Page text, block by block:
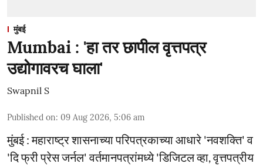
मुंबई
Mumbai : 'हा तर छापील वृत्तपत्र
उद्योगावरच घाला'
Swapnil S
Published on: 09 Aug 2026, 5:06 am
मुंबई : महाराष्ट्र शासनाच्या परिपत्रकाच्या आधारे 'नवशक्ति' व
'दि फ्री प्रेस जर्नल' वर्तमानपत्रांमध्ये 'डिजिटल व्हा, वृत्तपत्रीय